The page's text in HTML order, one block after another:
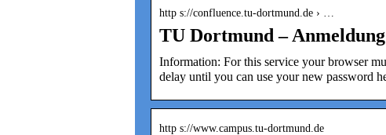
http s://confluence.tu-dortmund.de › …
TU Dortmund –
Information: For this service your browser
delay until you can use your new password
http s://www.campus.tu-dortmund.de